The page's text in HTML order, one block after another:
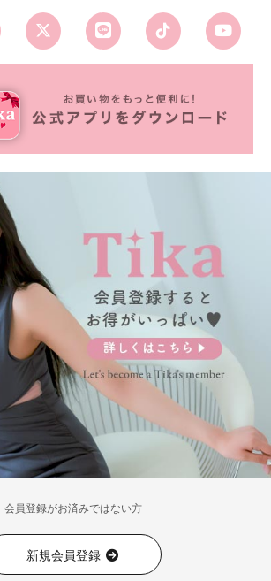
会員登録がお済みではない方
新規会員登録